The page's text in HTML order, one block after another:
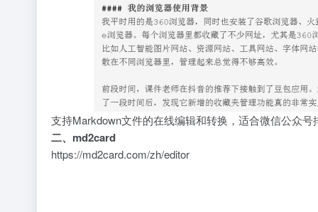
支持Markdown文件的在线编辑和转换，适合微信公众号
二、md2card
https://md2card.com/zh/editor